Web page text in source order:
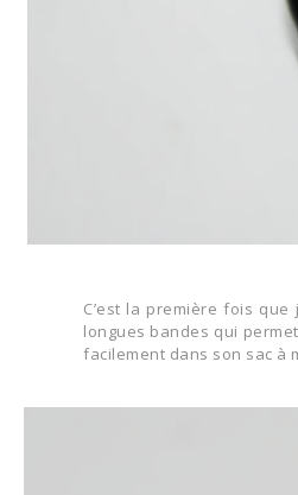
C’est la première fois
longues bandes qui
facilement dans son sac à